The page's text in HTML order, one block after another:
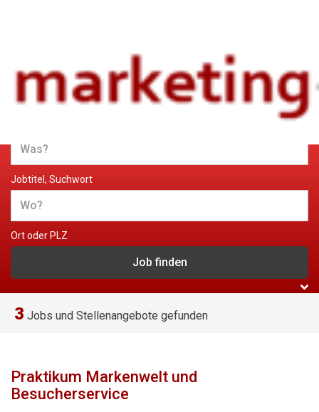
Jobs und Stellenangebote im
Marketing
Jobtitel, Suchwort
Ort oder PLZ
3 Jobs und Stellenangebote gefunden
Praktikum Markenwelt und
Besucherservice